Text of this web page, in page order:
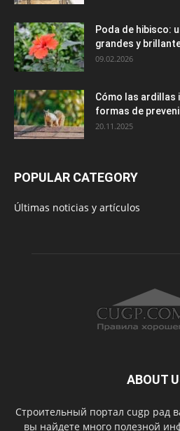
Poda de hibisco:
grandes y
09.02.2026
Cómo las ardillas
formas de
20.11.2025
POPULAR CATEGORY
Últimas noticias y artículos
ABOUT
Строительный портал cugp рад
вы найдете много полезной